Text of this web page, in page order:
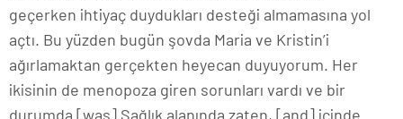
geçerken ihtiyaç duydukları desteği almamasına yol
açtı. Bu yüzden bugün şovda Maria ve Kristin’i
ağırlamaktan gerçekten heyecan duyuyorum. Her
ikisinin de menopoza giren sorunları vardı ve bir
durumda [was] Sağlık alanında zaten, [and] içinde